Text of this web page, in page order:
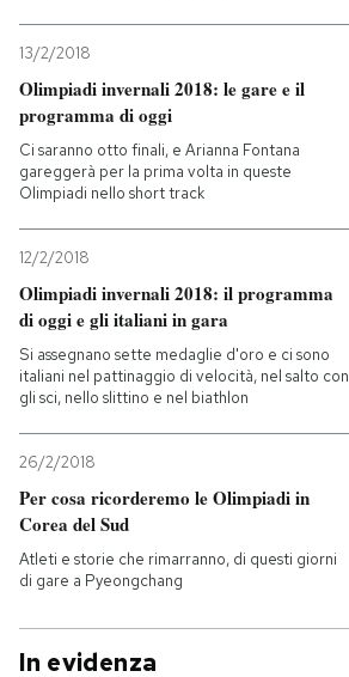
13/2/2018
Olimpiadi invernali 2018: le gare e il
programma di oggi
Ci saranno otto finali, e Arianna Fontana
gareggerà per la prima volta in queste
Olimpiadi nello short track
12/2/2018
Olimpiadi invernali 2018: il programma
di oggi e gli italiani in gara
Si assegnano sette medaglie d'oro e ci sono
italiani nel pattinaggio di velocità, nel salto con
gli sci, nello slittino e nel biathlon
26/2/2018
Per cosa ricorderemo le Olimpiadi in
Corea del Sud
Atleti e storie che rimarranno, di questi giorni
di gare a Pyeongchang
In evidenza